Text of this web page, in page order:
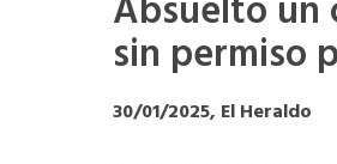
Absuelto un
sin permiso
30/01/2025, El Heraldo